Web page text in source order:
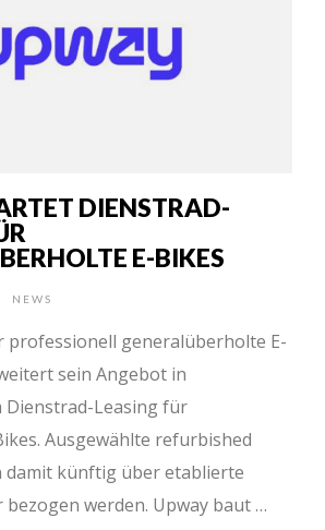
DIENSTRAD-
E-BIKES
NEWS
professionell generalüberholte E-
sein Angebot in
Dienstrad-Leasing für
Ausgewählte refurbished
damit künftig über etablierte
werden. Upway baut …